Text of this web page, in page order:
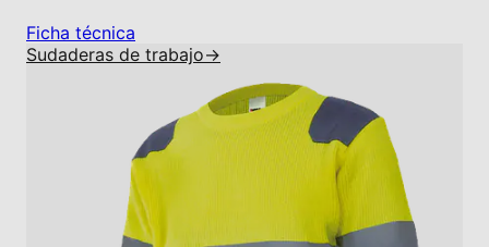
Ficha técnica
Sudaderas de trabajo→